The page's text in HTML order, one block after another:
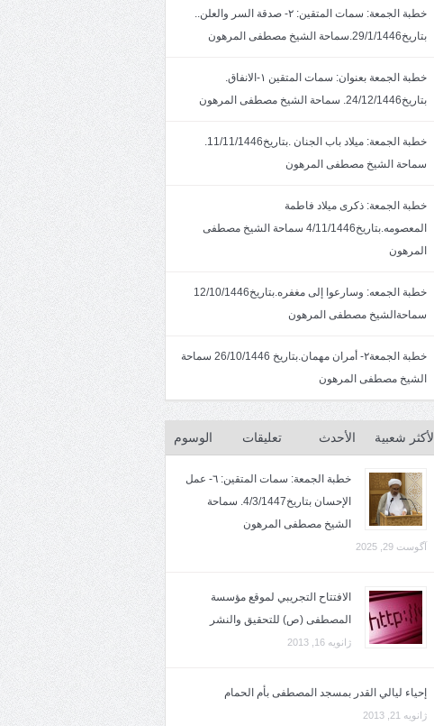
خطبة الجمعة: سمات المتقين: ٢- صدقة السر والعلن..
بتاريخ29/1/1446.سماحة الشيخ مصطفى المرهون
خطبة الجمعة بعنوان: سمات المتقين ١-الانفاق.
بتاريخ24/12/1446. سماحة الشيخ مصطفى المرهون
خطبة الجمعة: ميلاد باب الجنان .بتاريخ11/11/1446.
سماحة الشيخ مصطفى المرهون
خطبة الجمعة: ذكرى ميلاد فاطمة
المعصومه.بتاريخ4/11/1446 سماحة الشيخ مصطفى
المرهون
خطبة الجمعه: وسارعوا إلى مغفره.بتاريخ12/10/1446
سماحةالشيخ مصطفى المرهون
خطبة الجمعة٢- أمران مهمان.بتاريخ 26/10/1446 سماحة
الشيخ مصطفى المرهون
الأكثر شعبية الأحدث تعليقات الوسوم
خطبة الجمعة: سمات المتقين: ٦- عمل
الإحسان بتاريخ4/3/1447. سماحة
الشيخ مصطفى المرهون
آگوست 29, 2025
الافتتاح التجريبي لموقع مؤسسة
المصطفى (ص) للتحقيق والنشر
ژانویه 16, 2013
إحياء ليالي القدر بمسجد المصطفى بأم الحمام
ژانویه 21, 2013